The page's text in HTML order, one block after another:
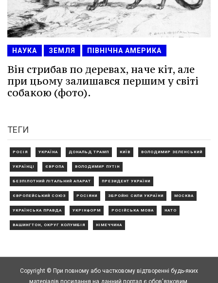
НАУКА ЗЕМЛЯ ПІВНІЧНА АМЕРИКА
Він стрибав по деревах, наче кіт, але
при цьому залишався першим у світі
собакою (фото).
ТЕГИ
РОСІЯ УКРАЇНА ДОНАЛЬД ТРАМП КИЇВ ВОЛОДИМИР ЗЕЛЕНСЬКИЙ
УКРАЇНЦІ ЄВРОПА ВОЛОДИМИР ПУТІН
БЕЗПІЛОТНИЙ ЛІТАЛЬНИЙ АПАРАТ ПРЕЗИДЕНТ УКРАЇНИ
ЄВРОПЕЙСЬКИЙ СОЮЗ РОСІЯНИ ЗБРОЙНІ СИЛИ УКРАЇНИ МОСКВА
УКРАЇНСЬКА ПРАВДА УКРІНФОРМ РОСІЙСЬКА МОВА НАТО
ВАШИНГТОН, ОКРУГ КОЛУМБІЯ НІМЕЧЧИНА
Copyright © При повному або частковому відтворенні будь-яких